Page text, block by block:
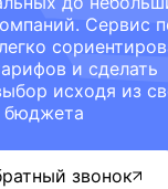
Сервис
и сделать
исходя из
бюджета
звонок